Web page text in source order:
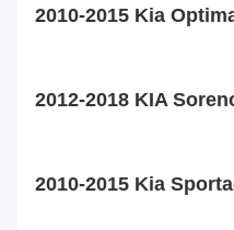
2010-2015 Kia
2012-2018 KIA
2010-2015 Kia